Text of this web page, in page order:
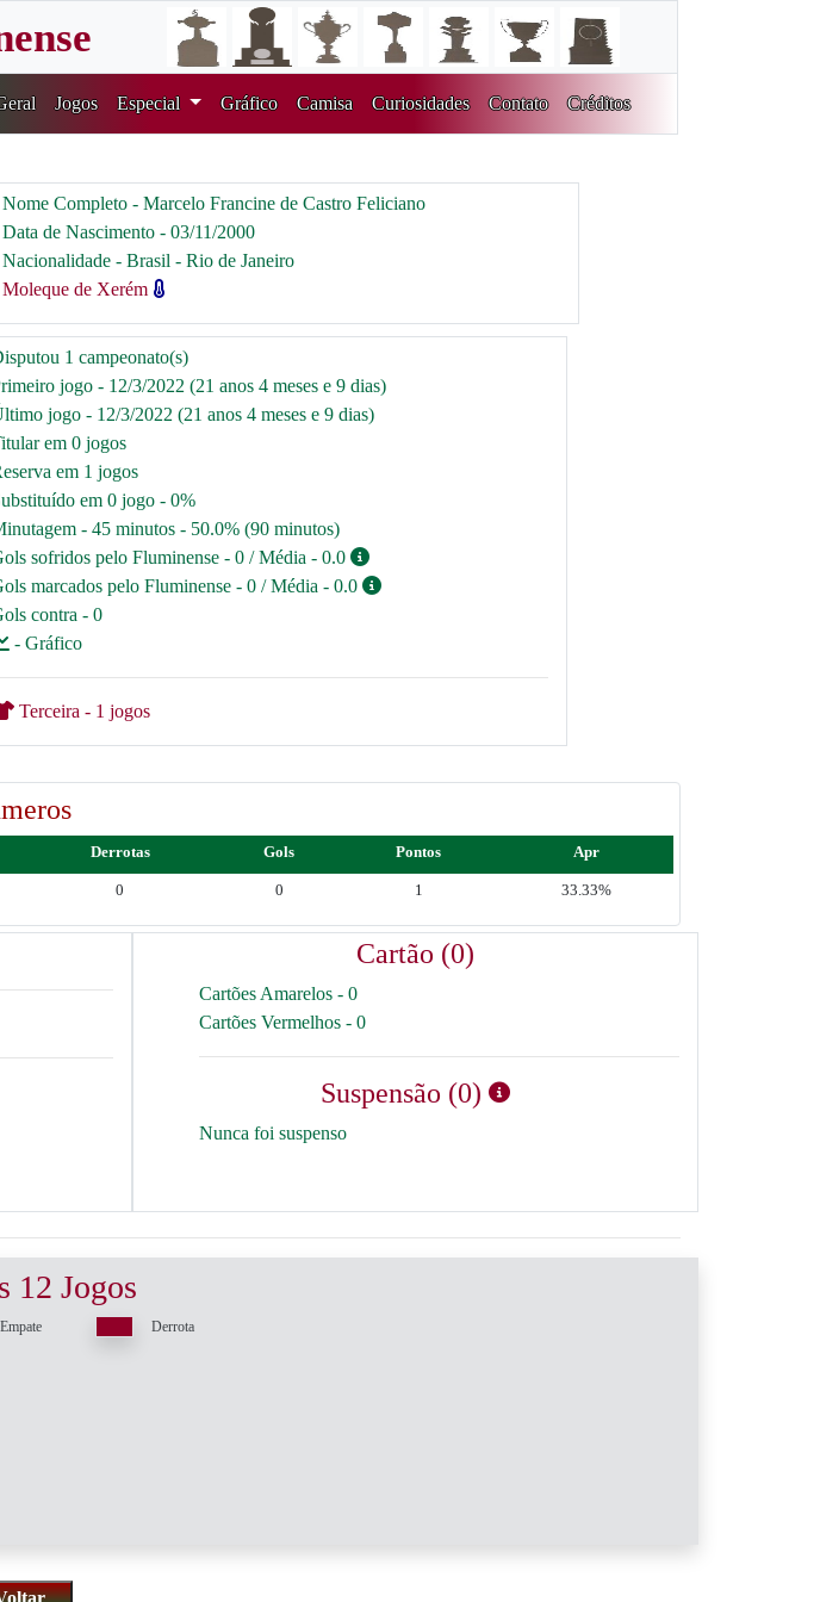
Jogos Especial Gráfico Camisa Curiosidades Contato Créditos
Nome Completo - Marcelo Francine de Castro Feliciano
Data de Nascimento - 03/11/2000
Nacionalidade - Brasil - Rio de Janeiro
Moleque de Xerém
1 campeonato(s)
jogo - 12/3/2022 (21 anos 4 meses e 9 dias)
jogo - 12/3/2022 (21 anos 4 meses e 9 dias)
em 0 jogos
em 1 jogos
em 0 jogo - 0%
- 45 minutos - 50.0% (90 minutos)
sofridos pelo Fluminense - 0 / Média - 0.0
marcados pelo Fluminense - 0 / Média - 0.0
contra - 0
- Gráfico
Terceira - 1 jogos
Derrotas Gols Pontos Apr
0 0 1 33.33%
Cartão (0)
Cartões Amarelos - 0
Cartões Vermelhos - 0
Suspensão (0)
Nunca foi suspenso
12 Jogos
Empate Derrota